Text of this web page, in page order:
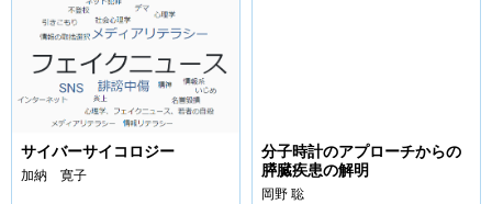
サイバーサイコロジー
加納 寛子
分子時計のアプローチからの
膵臓疾患の解明
岡野 聡